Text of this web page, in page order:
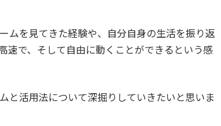
ムを見てきた経験や、自分自身の生活を振り返
速で、そして自由に動くことができるという感
と活用法について深掘りしていきたいと思いま